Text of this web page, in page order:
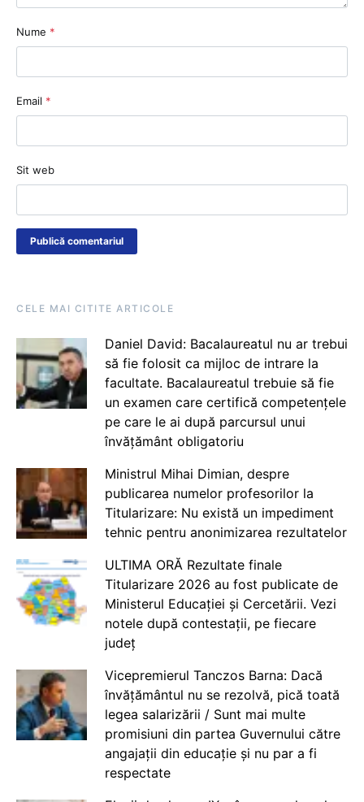
Nume *
Email *
Sit web
CELE MAI CITITE ARTICOLE
Daniel David: Bacalaureatul nu ar trebui
să fie folosit ca mijloc de intrare la
facultate. Bacalaureatul trebuie să fie
un examen care certifică competențele
pe care le ai după parcursul unui
învățământ obligatoriu
Ministrul Mihai Dimian, despre
publicarea numelor profesorilor la
Titularizare: Nu există un impediment
tehnic pentru anonimizarea rezultatelor
ULTIMA ORĂ Rezultate finale
Titularizare 2026 au fost publicate de
Ministerul Educației și Cercetării. Vezi
notele după contestații, pe fiecare
județ
Vicepremierul Tanczos Barna: Dacă
învățământul nu se rezolvă, pică toată
legea salarizării / Sunt mai multe
promisiuni din partea Guvernului către
angajații din educație și nu par a fi
respectate